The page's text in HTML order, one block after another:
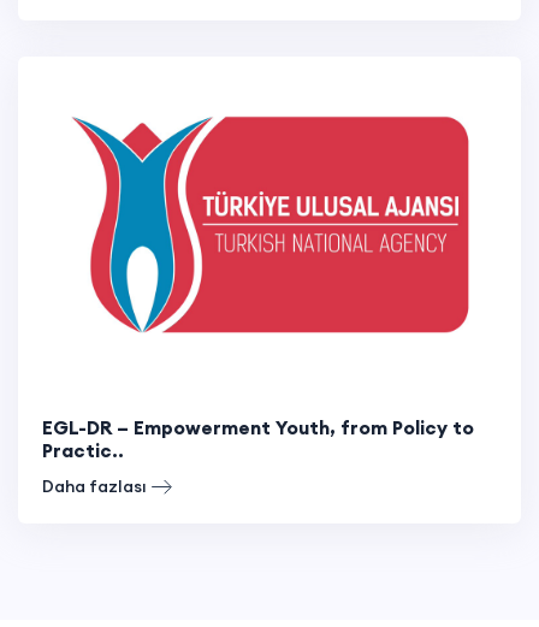
EGL-DR – Empowerment Youth, from Policy to
Practic..
Daha fazlası